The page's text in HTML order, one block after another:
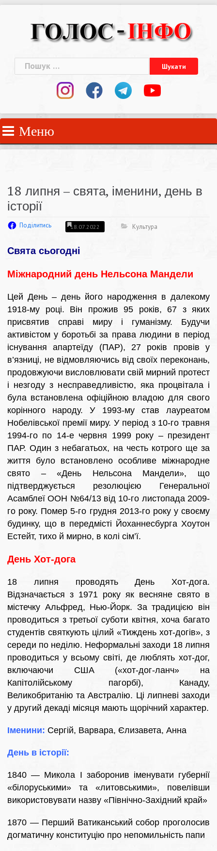
Пошук:
Меню
18 липня – свята, іменини, день в
історії
Поділитись 18.07.2022 Культура
Свята сьогодні
Міжнародний день Нельсона Мандели
Цей День – день його народження в далекому
1918-му році. Він прожив 95 років, 67 з яких
присвятив справі миру і гуманізму. Будучи
активістом у боротьбі за права людини в період
існування апартеїду (ПАР), 27 років провів у
в’язниці, не відмовляючись від своїх переконань,
продовжуючи висловлювати свій мирний протест
і незгоду з несправедливістю, яка процвітала і
була встановлена офіційною владою для свого
корінного народу. У 1993-му став лауреатом
Нобелівської премії миру. У період з 10-го травня
1994-го по 14-е червня 1999 року – президент
ПАР. Один з небагатьох, на честь котрого ще за
життя було встановлено особливе міжнародне
свято – «День Нельсона Мандели», що
підтверджується резолюцією Генеральної
Асамблеї ООН №64/13 від 10-го листопада 2009-
го року. Помер 5-го грудня 2013-го року у своєму
будинку, що в передмісті Йоханнесбурга Хоутон
Естейт, тихо й мирно, в колі сім’ї.
День Хот-дога
18 липня проводять День Хот-дога.
Відзначається з 1971 року як весняне свято в
містечку Альфред, Нью-Йорк. За традицією він
проводиться з третьої суботи квітня, хоча багато
студентів святкують цілий «Тиждень хот-догів», з
середи по неділю. Неформальні заходи 18 липня
проводиться у всьому світі, де люблять хот-дог,
включаючи США («хот-дог-ланч» на
Капітолійському пагорбі), Канаду,
Великобританію та Австралію. Ці липневі заходи
у другий декаді місяця мають щорічний характер.
Іменини: Сергій, Варвара, Єлизавета, Анна
День в історії:
1840 — Микола І заборонив іменувати губернії
«білоруськими» та «литовськими», повелівши
використовувати назву «Північно-Західний край»
1870 — Перший Ватиканський собор проголосив
догматичну конституцію про непомильність папи